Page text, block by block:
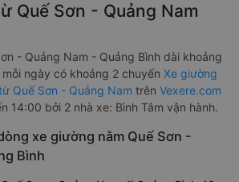
Quế Sơn - Quảng Nam
- Quảng Nam - Quảng Bình dài khoảng
ngày có khoảng 2 chuyến Xe giường
Quế Sơn - Quảng Nam trên Vexere.com
14:00 bởi 2 nhà xe: Bình Tâm vận hành.
xe giường nằm Quế Sơn -
Bình